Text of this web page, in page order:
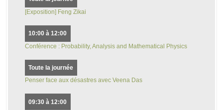
[Exposition] Feng Zikai
10:00 à 12:00
Conférence : Probability, Analysis and Mathematical Physics
Toute la journée
Penser face aux désastres avec Veena Das
09:30 à 12:00